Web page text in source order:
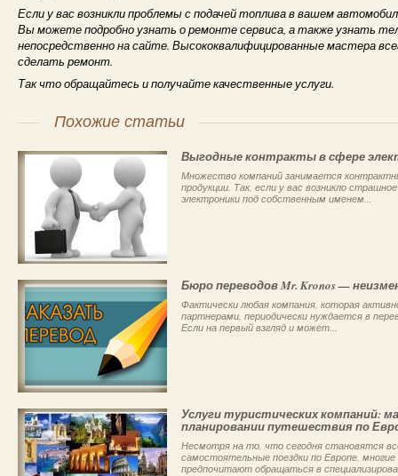
Если у вас возникли проблемы с подачей топлива в вашем
Вы можете подробно узнать о ремонте сервиса, а также узнать
непосредственно на сайте. Высококвалифицированные мастера
сделать ремонт.
Так что обращайтесь и получайте качественные услуги.
Похожие статьи
Выгодные контракты в сфере
Множество компаний занимается
продукции. Так, если у вас возникло
электроники под собственным именем...
Бюро переводов Mr. Kronos —
Фактически любая компания, которая
партнерами, периодически нуждается в
Если на первый взгляд и может...
Услуги туристических компаний:
планировании путешествия по
Несмотря на то, что сегодня становятся
самостоятельные поездки по Европе,
предпочитают обращаться в